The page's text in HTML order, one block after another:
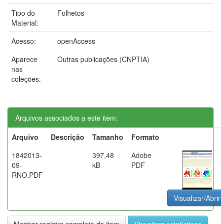
Tipo do
Material:
Folhetos
Acesso:
openAccess
Aparece
nas
coleções:
Outras publicações (CNPTIA)
Arquivos associados a este item:
Arquivo
Descrição Tamanho
Formato
1842013-
09-
RNO.PDF
397,48
kB
Adobe
PDF
Visualizar/Abrir